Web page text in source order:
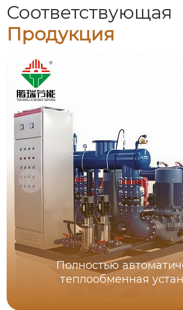
Соответствующая
Продукция
Полностью
теплообменная